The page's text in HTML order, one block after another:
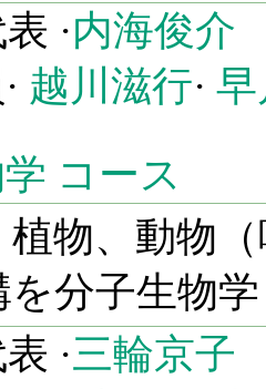
·内海俊介
越川滋行·
コース
植物、動物
を分子生物
·三輪京子